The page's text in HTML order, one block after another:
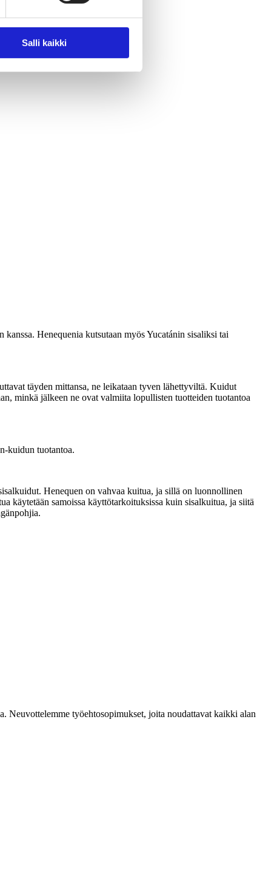
Salli kaikki
Henequenia kutsutaan myös Yucatánin sisaliksi tai
täyden mittansa, ne leikataan tyven lähettyviltä. Kuidut
minkä jälkeen ne ovat valmiita lopullisten tuotteiden tuotantoa
kuidun tuotantoa.
Henequen on vahvaa kuitua, ja sillä on luonnollinen
käytetään samoissa käyttötarkoituksissa kuin sisalkuitua, ja siitä
Neuvottelemme työehtosopimukset, joita noudattavat kaikki alan